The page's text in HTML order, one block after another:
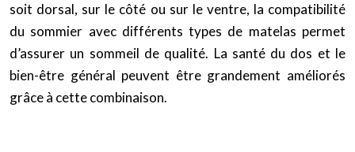
soit dorsal, sur le côté ou sur le ventre, la compatibilité
du sommier avec différents types de matelas permet
d’assurer un sommeil de qualité. La santé du dos et le
bien-être général peuvent être grandement améliorés
grâce à cette combinaison.